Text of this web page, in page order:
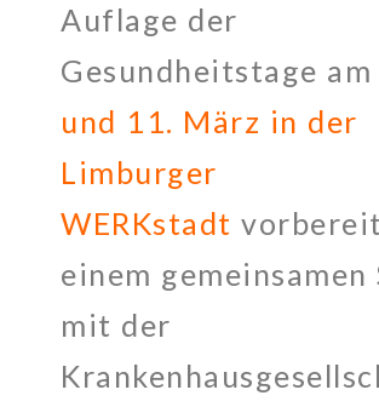
Auflage der
Gesundheitstage am
und 11. März in der
Limburger
WERKstadt
einem gemeinsamen
mit der